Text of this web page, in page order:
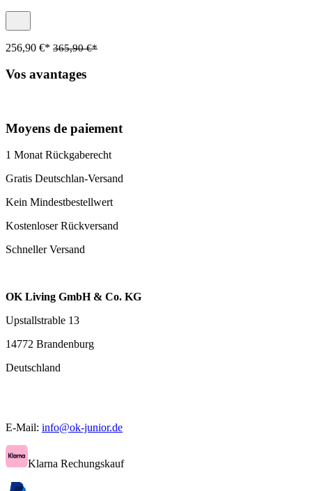
256,90 €* 365,90 €*
Vos avantages
Moyens de paiement
1 Monat Rückgaberecht
Gratis Deutschlan-Versand
Kein Mindestbestellwert
Kostenloser Rückversand
Schneller Versand
OK Living GmbH & Co. KG
Upstallstrable 13
14772 Brandenburg
Deutschland
E-Mail: info@ok-junior.de
Klarna Rechungskauf